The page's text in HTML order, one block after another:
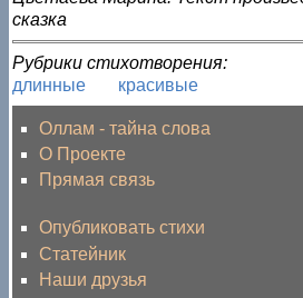
сказка
Рубрики стихотворения:
длинные
красивые
Оллам - тайна слова
О Проекте
Прямая связь
Опубликовать стихи
Статейник
Наши друзья